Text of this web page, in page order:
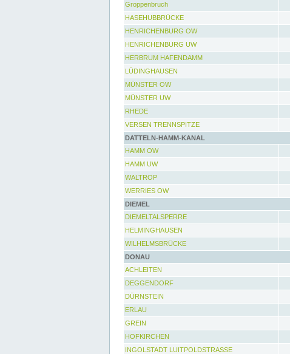
Groppenbruch
HASEHUBBRÜCKE
HENRICHENBURG OW
HENRICHENBURG UW
HERBRUM HAFENDAMM
LÜDINGHAUSEN
MÜNSTER OW
MÜNSTER UW
RHEDE
VERSEN TRENNSPITZE
DATTELN-HAMM-KANAL
HAMM OW
HAMM UW
WALTROP
WERRIES OW
DIEMEL
DIEMELTALSPERRE
HELMINGHAUSEN
WILHELMSBRÜCKE
DONAU
ACHLEITEN
DEGGENDORF
DÜRNSTEIN
ERLAU
GREIN
HOFKIRCHEN
INGOLSTADT LUITPOLDSTRASSE